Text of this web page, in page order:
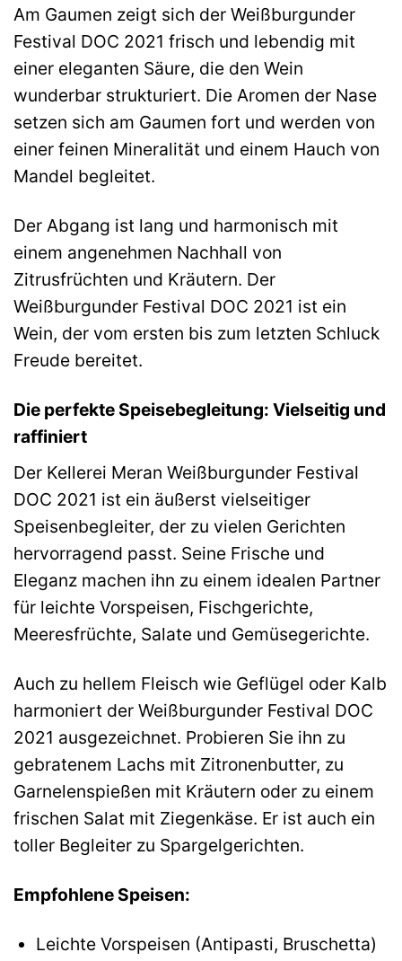
Am Gaumen zeigt sich der Weißburgunder
Festival DOC 2021 frisch und lebendig mit
einer eleganten Säure, die den Wein
wunderbar strukturiert. Die Aromen der Nase
setzen sich am Gaumen fort und werden von
einer feinen Mineralität und einem Hauch von
Mandel begleitet.
Der Abgang ist lang und harmonisch mit
einem angenehmen Nachhall von
Zitrusfrüchten und Kräutern. Der
Weißburgunder Festival DOC 2021 ist ein
Wein, der vom ersten bis zum letzten Schluck
Freude bereitet.
Die perfekte Speisebegleitung: Vielseitig und
raffiniert
Der Kellerei Meran Weißburgunder Festival
DOC 2021 ist ein äußerst vielseitiger
Speisenbegleiter, der zu vielen Gerichten
hervorragend passt. Seine Frische und
Eleganz machen ihn zu einem idealen Partner
für leichte Vorspeisen, Fischgerichte,
Meeresfrüchte, Salate und Gemüsegerichte.
Auch zu hellem Fleisch wie Geflügel oder Kalb
harmoniert der Weißburgunder Festival DOC
2021 ausgezeichnet. Probieren Sie ihn zu
gebratenem Lachs mit Zitronenbutter, zu
Garnelenspießen mit Kräutern oder zu einem
frischen Salat mit Ziegenkäse. Er ist auch ein
toller Begleiter zu Spargelgerichten.
Empfohlene Speisen:
Leichte Vorspeisen (Antipasti, Bruschetta)